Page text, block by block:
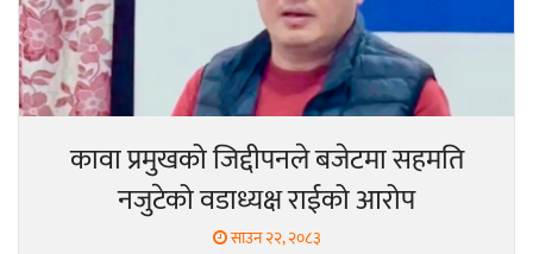
कावा प्रमुखको जिद्दीपनले बजेटमा सहमति
नजुटेको वडाध्यक्ष राईको आरोप
साउन २२, २०८३